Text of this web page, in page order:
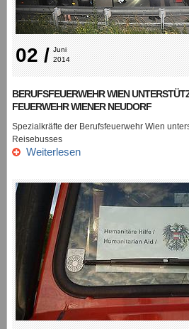
02 / Juni
2014
BERUFSFEUERWEHR WIEN
FEUERWEHR WIENER NEUDORF
Spezialkräfte der Berufsfeuerwehr Wien
Reisebusses
Weiterlesen